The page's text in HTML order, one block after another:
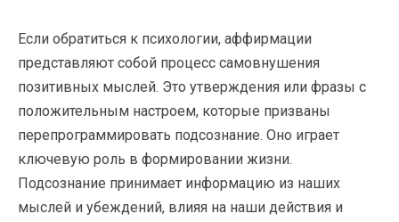
Если обратиться к психологии, аффирмации
представляют собой процесс самовнушения
позитивных мыслей. Это утверждения или фразы с
положительным настроем, которые призваны
перепрограммировать подсознание. Оно играет
ключевую роль в формировании жизни.
Подсознание принимает информацию из наших
мыслей и убеждений, влияя на наши действия и